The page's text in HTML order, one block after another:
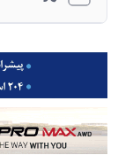
معرفی هیوندای
مشخصات فنی
آپشن‌های اکسنت ۲۰۲۲ جهت